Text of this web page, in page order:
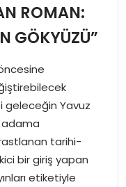
ROMAN:
GÖKYÜZÜ”
geleceğin Yavuz
adama
rastlanan tarihi-
bir giriş yapan
etiketiyle